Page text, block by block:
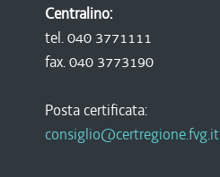
Centralino:
tel. 040 3771111
fax. 040 3773190
Posta certificata:
consiglio@certregione.fvg.it